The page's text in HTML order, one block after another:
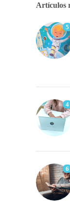
Artículos
5
4
6